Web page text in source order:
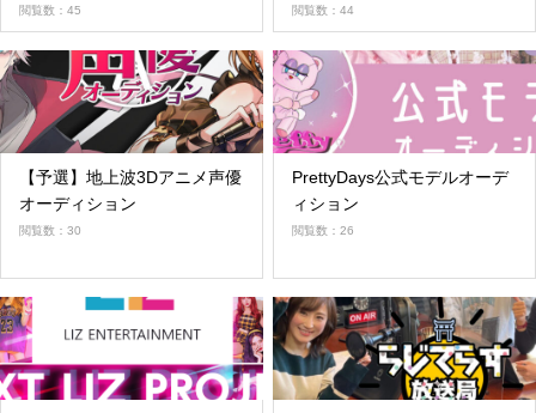
閲覧数：45 閲覧数：44
【予選】地上波3Dアニメ声優
オーディション
閲覧数：30
PrettyDays公式モデルオーデ
ィション
閲覧数：26